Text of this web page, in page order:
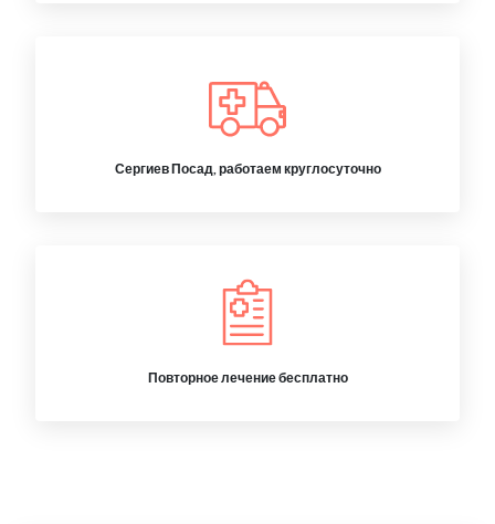
Сергиев Посад, работаем круглосуточно
Повторное лечение бесплатно